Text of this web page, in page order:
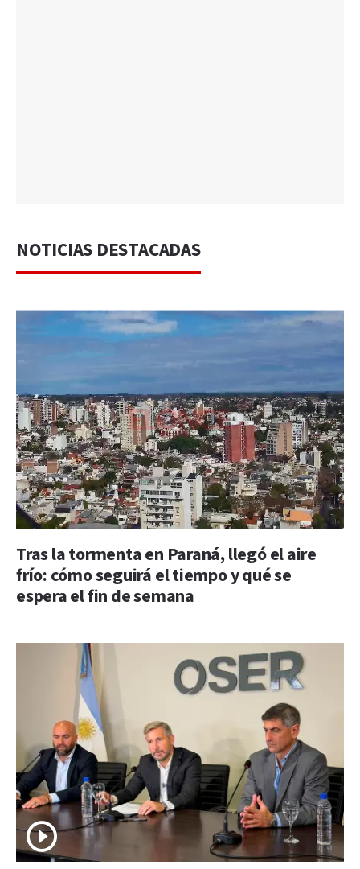
NOTICIAS DESTACADAS
Tras la tormenta en Paraná, llegó el aire
frío: cómo seguirá el tiempo y qué se
espera el fin de semana